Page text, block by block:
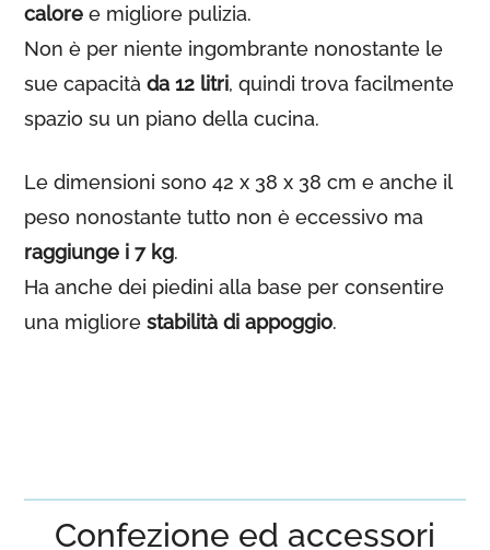
calore e migliore pulizia.
Non è per niente ingombrante nonostante le
sue capacitàda 12 litri, quindi trova facilmente
spazio su un piano della cucina.
Le dimensioni sono 42 x 38 x 38 cm e anche il
peso nonostante tutto non è eccessivo ma
raggiunge i 7 kg.
Ha anche dei piedini alla base per consentire
una migliorestabilità di appoggio.
Confezione ed accessori